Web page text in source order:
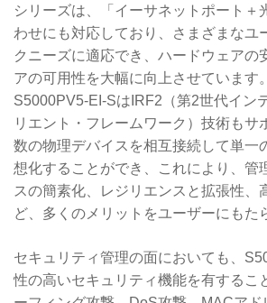
シリーズは、「イーサネットポート＋
わせにも対応しており、さまざまなユ
クニーズに適応でき、ハードウェアの
アの可用性を大幅に向上させています
S5000PV5-EI-SはIRF2（第2世代イン
リエント・フレームワーク）技術もサ
数の物理デバイスを相互接続して単一
想化することができ、これにより、管
スの簡素化、レジリエンスと拡張性、
ど、多くのメリットをユーザーにもた
セキュリティ管理の面においても、
性の高いセキュリティ機能を有するこ